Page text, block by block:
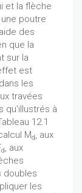
et la flèche
poutre
des
que la
sur la
est
les
travées
qu'illustrés à
12.1
Md, aux
d, aux
doubles
les